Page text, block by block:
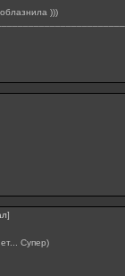
)))
]
Супер)